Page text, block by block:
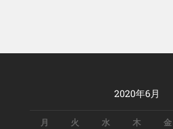
2020年6月
月 火 水 木 金